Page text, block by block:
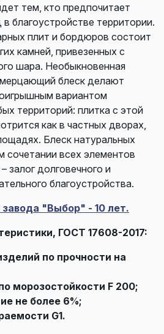
тем, кто предпочитает
благоустройстве территории.
плит и бордюров состоит
камней, привезенных с
шара. Необыкновенная
блеск делают
вариантом
территорий: плитка с этой
как в частных дворах,
Блеск натуральных
сочетании всех элементов
залог долговечного и
благоустройства.
завода "Выбор" - 10 лет.
ГОСТ 17608-2017:
по прочности на
морозостойкости F 200;
не более 6%;
G1.